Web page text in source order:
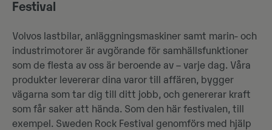
Festival
Volvos lastbilar, anläggningsmaskiner samt marin- och
industrimotorer är avgörande för samhällsfunktioner
som de flesta av oss är beroende av – varje dag. Våra
produkter levererar dina varor till affären, bygger
vägarna som tar dig till ditt jobb, och genererar kraft
som får saker att hända. Som den här festivalen, till
exempel. Sweden Rock Festival genomförs med hjälp